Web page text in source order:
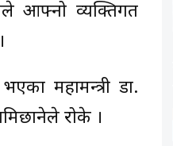
आफ्नो व्यक्तिगत
महामन्त्री डा.
रोके ।